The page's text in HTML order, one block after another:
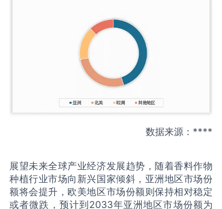
数据来源：****
展望未来全球产业经济发展趋势，随着香料作物
种植行业市场向新兴国家倾斜，亚洲地区市场份
额将会提升，欧美地区市场份额则保持相对稳定
或者微跌，预计到2033年亚洲地区市场份额为